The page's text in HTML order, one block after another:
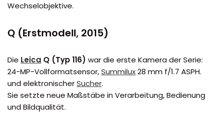
Wechselobjektive.
Q (Erstmodell, 2015)
Die Leica Q (Typ 116) war die erste Kamera der Serie:
24-MP-Vollformatsensor,Summilux28 mm f/1.7 ASPH.
und elektronischerSucher.
Sie setzte neue Maßstäbe in Verarbeitung, Bedienung
und Bildqualität.